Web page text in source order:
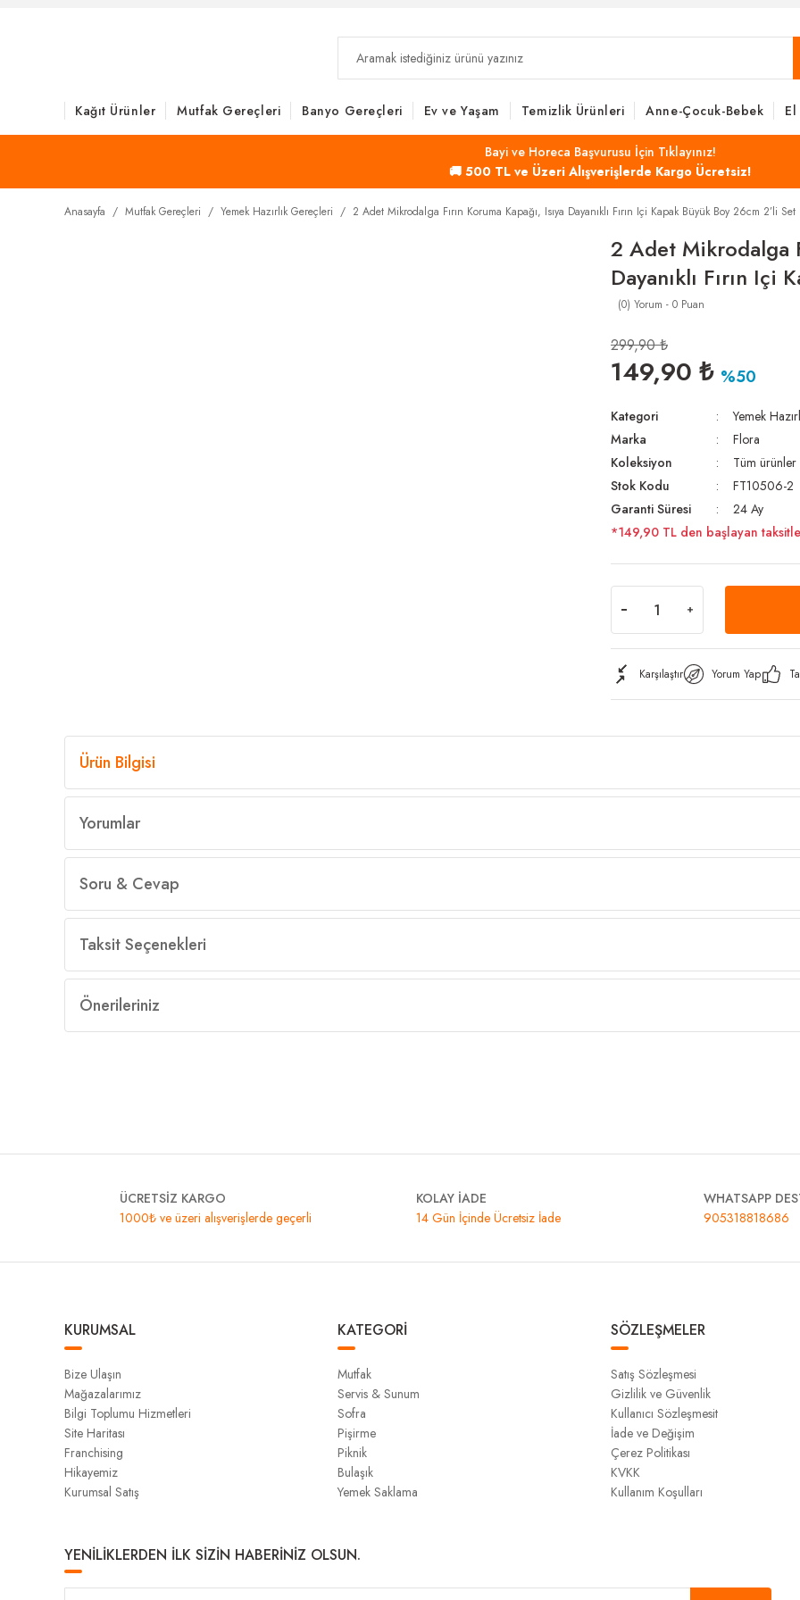
Kağıt Ürünler Mutfak Gereçleri Banyo Gereçleri Ev ve Yaşam Temizlik Ürünleri Anne-Çocuk-Bebek
Bayi ve Horeca Başvurusu İçin Tıklayınız!
🚚 500 TL ve Üzeri Alışverişlerde Kargo Ücretsiz!
Anasayfa Mutfak Gereçleri Yemek Hazırlık Gereçleri 2 Adet Mikrodalga Fırın Koruma Kapağı, Isıya Dayanıklı Fırın Içi Kapak Büyük Boy 26cm 2’li Set
2 Adet Mikrodalga
Dayanıklı Fırın Içi
(0) Yorum - 0 Puan
299,90 ₺
149,90 ₺ %50
Kategori
Yemek
Marka
Flora
Koleksiyon
Tüm ürünler
Stok Kodu
FT10506-2
Garanti Süresi
24 Ay
*149,90 TL den başlayan
Karşılaştır Yorum Yap
Ürün Bilgisi
Yorumlar
Soru & Cevap
Taksit Seçenekleri
Önerileriniz
ÜCRETSİZ KARGO
1000₺ ve üzeri alışverişlerde geçerli
KOLAY İADE
14 Gün İçinde Ücretsiz İade
WHATSAPP
905318818686
KURUMSAL
Bize Ulaşın
Mağazalarımız
Bilgi Toplumu Hizmetleri
Site Haritası
Franchising
Hikayemiz
Kurumsal Satış
KATEGORİ
Mutfak
Servis & Sunum
Sofra
Pişirme
Piknik
Bulaşık
Yemek Saklama
SÖZLEŞMELER
Satış Sözleşmesi
Gizlilik ve Güvenlik
Kullanıcı Sözleşmesit
İade ve Değişim
Çerez Politikası
KVKK
Kullanım Koşulları
YENİLİKLERDEN İLK SİZİN HABERİNİZ OLSUN.